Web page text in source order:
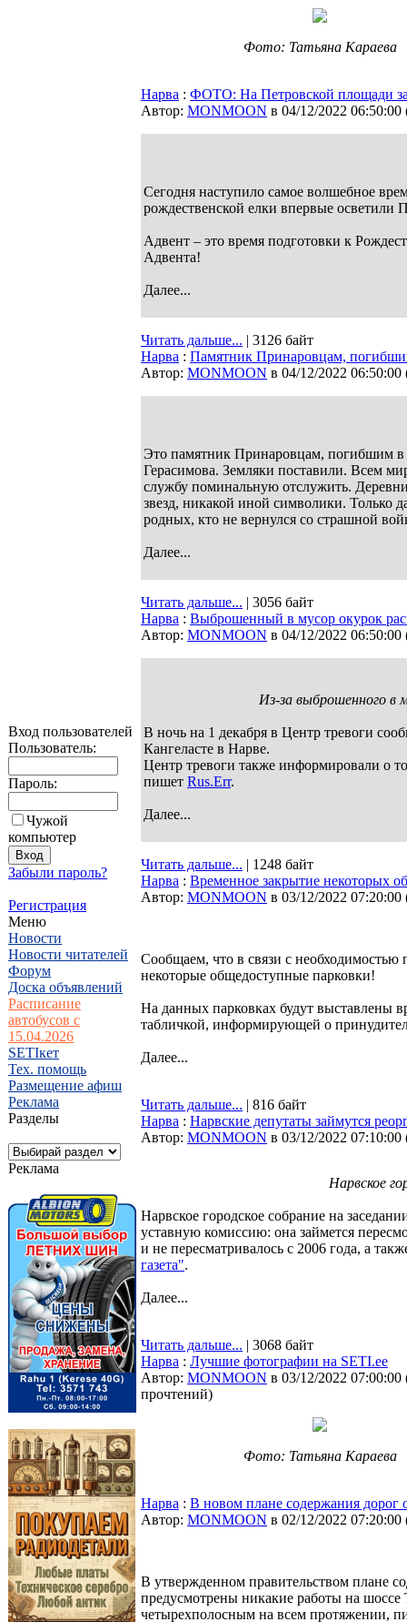
Вход пользователей
Пользователь:
Пароль:
Чужой
компьютер
Забыли пароль?
Регистрация
Меню
Новости
Новости читателей
Форум
Доска объявлений
Расписание
автобусов с
15.04.2026
SETIкет
Тех. помощь
Размещение афиш
Реклама
Разделы
Реклама
Фото: Татьяна Караева
Нарва : ФОТО: На Петровской площади
Автор: MONMOON в 04/12/2022 06:50:00
Сегодня наступило самое волшебное
рождественской елки впервые осветили
Адвент – это время подготовки к
Адвента!
Далее...
Читать дальше... | 3126 байт
Нарва : Памятник Принаровцам,
Автор: MONMOON в 04/12/2022 06:50:00
Это памятник Принаровцам, погибшим
Герасимова. Земляки поставили. Всем
службу поминальную отслужить.
звезд, никакой иной символики. Только
родных, кто не вернулся со страшной
Далее...
Читать дальше... | 3056 байт
Нарва : Выброшенный в мусор окурок
Автор: MONMOON в 04/12/2022 06:50:00
Из-за выброшенного в
В ночь на 1 декабря в Центр тревоги
Кангеласте в Нарве.
Центр тревоги также информировали о
пишет Rus.Err.
Далее...
Читать дальше... | 1248 байт
Нарва : Временное закрытие некоторых
Автор: MONMOON в 03/12/2022 07:20:00
Сообщаем, что в связи с необходимостью
некоторые общедоступные парковки!
На данных парковках будут выставлены
табличкой, информирующей о
Далее...
Читать дальше... | 816 байт
Нарва : Нарвские депутаты займутся
Автор: MONMOON в 03/12/2022 07:10:00
Нарвское
Нарвское городское собрание на
уставную комиссию: она займется
и не пересматривалось с 2006 года, а
газета".
Далее...
Читать дальше... | 3068 байт
Нарва : Лучшие фотографии на SETI.ee
Автор: MONMOON в 03/12/2022 07:00:00
прочтений)
Фото: Татьяна Караева
Нарва : В новом плане содержания дорог
Автор: MONMOON в 02/12/2022 07:20:00
В утвержденном правительством плане
предусмотрены никакие работы на
четырехполосным на всем протяжении,